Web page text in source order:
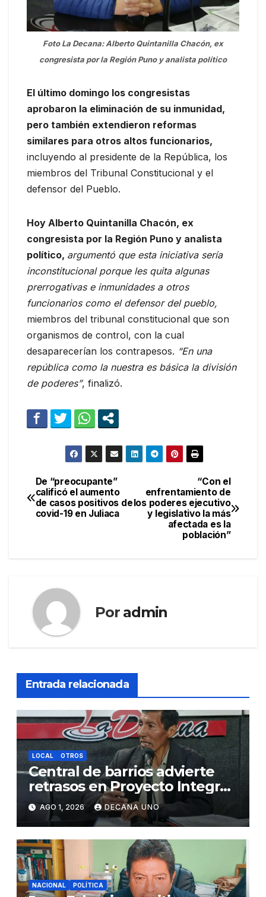
Foto La Decana: Alberto Quintanilla Chacón, ex
congresista por la Región Puno y analista político
El último domingo los congresistas
aprobaron la eliminación de su inmunidad,
pero también extendieron reformas
similares para otros altos funcionarios,
incluyendo al presidente de la República, los
miembros del Tribunal Constitucional y el
defensor del Pueblo.
Hoy Alberto Quintanilla Chacón, ex
congresista por la Región Puno y analista
político, argumentó que esta iniciativa sería
inconstitucional porque les quita algunas
prerrogativas e inmunidades a otros
funcionarios como el defensor del pueblo,
miembros del tribunal constitucional que son
organismos de control, con la cual
desaparecerían los contrapesos. “En una
república como la nuestra es básica la división
de poderes”, finalizó.
Navegación
de
“Con el
enfrentamiento de
los poderes ejecutivo
y legislativo la más
afectada es la
población”
De “preocupante”
calificó el aumento
de casos positivos de
covid-19 en Juliaca
Por admin
Entrada relacionada
LOCAL OTROS
Central de barrios advierte
retrasos en Proyecto Integral
de Agua y Alcantarillado para
Juliaca
AGO 1, 2026 DECANA UNO
NACIONAL POLÍTICA